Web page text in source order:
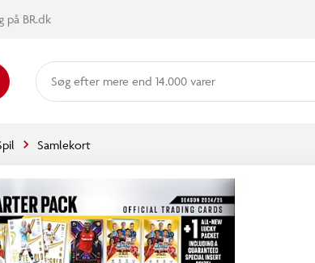
på BR.dk
mere end 14.000 varer
Samlekort